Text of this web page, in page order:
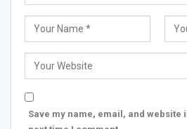
Save my name, email, and website